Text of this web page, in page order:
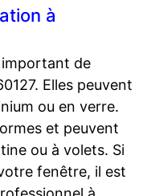
à
de
Elles peuvent
ou en verre.
et peuvent
ou à volets. Si
fenêtre, il est